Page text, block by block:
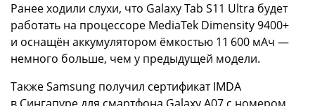
Ранее ходили слухи, что Galaxy Tab S11 Ultra будет
работать на процессоре MediaTek Dimensity 9400+
и оснащён аккумулятором ёмкостью 11 600 мАч —
немного больше, чем у предыдущей модели.
Также Samsung получил сертификат IMDA